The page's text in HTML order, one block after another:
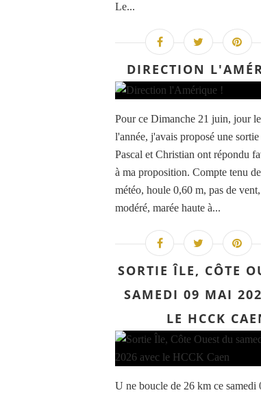
Le...
DIRECTION
Pour ce Dimanche 21 juin, jour
l'année, j'avais proposé une
Pascal et Christian ont répondu
à ma proposition. Compte tenu
météo, houle 0,60 m, pas de
modéré, marée haute à...
SORTIE ÎLE, CÔTE
SAMEDI 09 MAI
LE HCCK
U ne boucle de 26 km ce samedi